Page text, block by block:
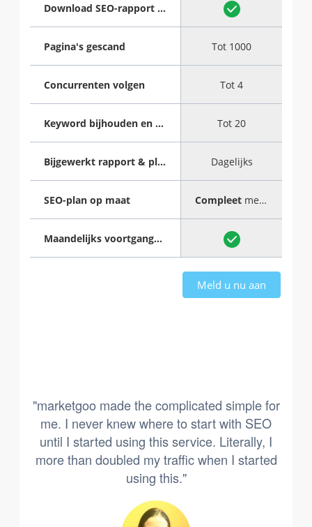
Download SEO-rapport als PDF
Pagina's gescand
Concurrenten volgen
Keyword bijhouden en optimaliseren
Bijgewerkt rapport & plan
SEO-plan op maat
Maandelijks voortgangsrapport
Tot 1000
Tot 4
Tot 20
Dagelijks
Compleet met stap-voor-stap handleiding
Meld u nu aan
"marketgoo made the complicated simple for
me. I never knew where to start with SEO
until I started using this service. Literally, I
more than doubled my traffic when I started
using this."